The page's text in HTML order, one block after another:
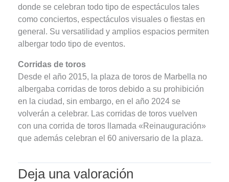
donde se celebran todo tipo de espectáculos tales
como conciertos, espectáculos visuales o fiestas en
general. Su versatilidad y amplios espacios permiten
albergar todo tipo de eventos.
Corridas de toros
Desde el año 2015, la plaza de toros de Marbella no
albergaba corridas de toros debido a su prohibición
en la ciudad, sin embargo, en el año 2024 se
volverán a celebrar. Las corridas de toros vuelven
con una corrida de toros llamada «Reinauguración»
que además celebran el 60 aniversario de la plaza.
Deja una valoración